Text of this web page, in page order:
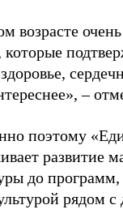
возрасте
–
поэтому
развитие
до
рядом